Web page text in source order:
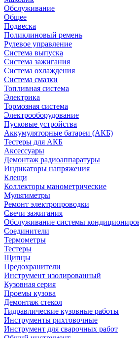
Обслуживание
Общее
Подвеска
Поликлиновый ремень
Рулевое управление
Система выпуска
Система зажигания
Система охлаждения
Система смазки
Топливная система
Электрика
Тормозная система
Электрооборудование
Пусковые устройства
Аккумуляторные батареи (АКБ)
Тестеры для АКБ
Аксессуары
Демонтаж радиоаппаратуры
Индикаторы напряжения
Клещи
Коллекторы манометрические
Мультиметры
Ремонт электропроводки
Свечи зажигания
Обслуживание системы
Соединители
Термометры
Тестеры
Щипцы
Предохранители
Инструмент изолированный
Кузовная серия
Проемы кузова
Демонтаж стекол
Гидравлические кузовные работы
Инструменты рихтовочные
Инструмент для сварочных работ